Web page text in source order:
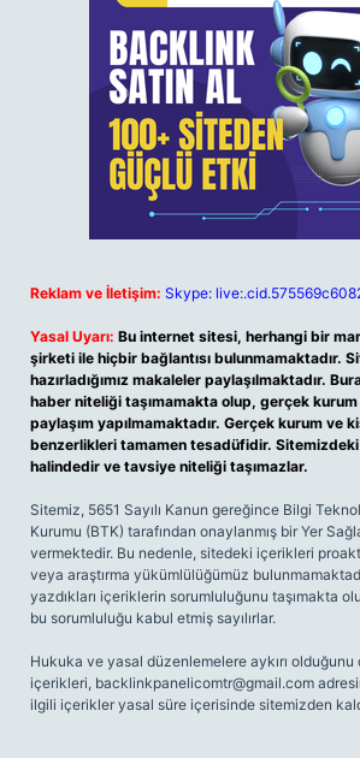
Reklam ve İletişim: Skype:
Yasal Uyarı: Bu internet sitesi, herhangi bir
şirketi ile hiçbir bağlantısı bulunmamaktadır.
hazırladığımız makaleler paylaşılmaktadır.
haber niteliği taşımamakta olup, gerçek kurum
paylaşım yapılmamaktadır. Gerçek kurum ve
benzerlikleri tamamen tesadüfidir.
halindedir ve tavsiye niteliği taşımazlar.
Sitemiz, 5651 Sayılı Kanun gereğince Bilgi
Kurumu (BTK) tarafından onaylanmış bir Yer
vermektedir. Bu nedenle, sitedeki içerikleri
veya araştırma yükümlülüğümüz
yazdıkları içeriklerin sorumluluğunu taşımakta
bu sorumluluğu kabul etmiş sayılırlar.
Hukuka ve yasal düzenlemelere aykırı olduğunu
içerikleri, backlinkpanelicomtr@gmail.com
ilgili içerikler yasal süre içerisinde sitemizden